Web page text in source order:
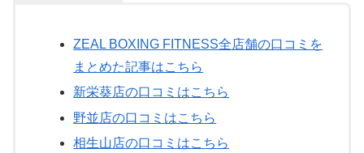
ZEAL BOXING FITNESS全店舗の口コミを
まとめた記事はこちら
新栄葵店の口コミはこちら
野並店の口コミはこちら
相生山店の口コミはこちら